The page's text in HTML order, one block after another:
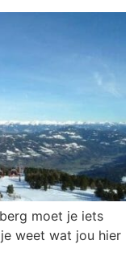
moet je iets
weet wat jou hier